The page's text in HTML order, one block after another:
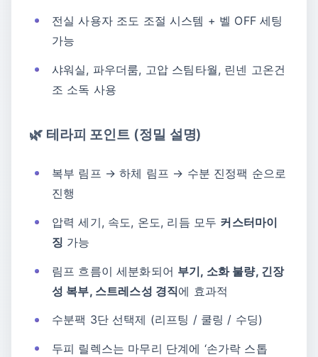
전실 사용자 조도 조절 시스템 + 벨 OFF 세팅
가능
샤워실, 파우더룸, 고압 스팀타월, 린넨 고온건
조 소독 사용
🌿 테라피 포인트 (정밀 설명)
복부 림프 → 하체 림프 → 수분 진정팩 순으로
진행
압력 세기, 속도, 온도, 리듬 모두 커스터마이
징 가능
림프 흐름이 세분화되어 부기, 소화 불량, 긴장
성 복부, 스트레스성 경직에 효과적
수분팩 3단 선택제 (리프팅 / 쿨링 / 수딩)
두피 릴렉스는 마무리 단계에 ‘손가락 스톱